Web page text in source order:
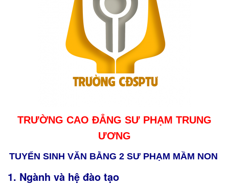
TRƯỜNG CAO ĐẲNG SƯ PHẠM TRUNG
ƯƠNG
TUYỂN SINH VĂN BẰNG 2 SƯ PHẠM MẦM NON
1. Ngành và hệ đào tạo